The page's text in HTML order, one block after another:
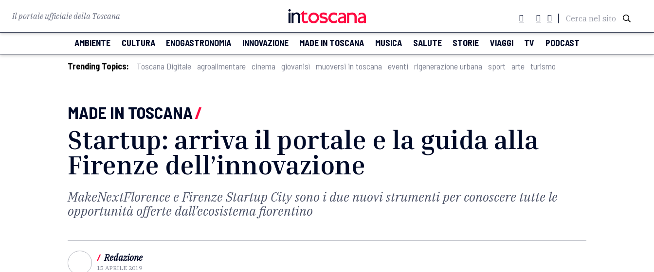
Il portale ufficiale della Toscana Cerca nel sito
AMBIENTE CULTURA ENOGASTRONOMIA INNOVAZIONE MADE IN TOSCANA MUSICA SALUTE STORIE VIAGGI TV PODCAST
Trending Topics: Toscana Digitale agroalimentare cinema giovanisì muoversi in toscana eventi rigenerazione urbana sport arte turismo
MADE IN TOSCANA/
Startup: arriva il portale e la guida alla
Firenze dell’innovazione
MakeNextFlorence e Firenze Startup City sono i due nuovi strumenti per conoscere tutte le
opportunità offerte dall’ecosistema fiorentino
/ Redazione
15 APRILE 2019